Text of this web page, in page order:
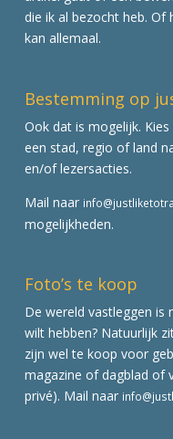
die ik al bezocht heb.
kan allemaal.
Bestemming op
Ook dat is mogelijk.
een stad, regio of land
en/of lezersacties.
Mail naar
mogelijkheden.
Foto’s te koop
De wereld vastleggen is
wilt hebben? Natuurlijk
zijn wel te koop voor
magazine of dagblad of
privé). Mail naar